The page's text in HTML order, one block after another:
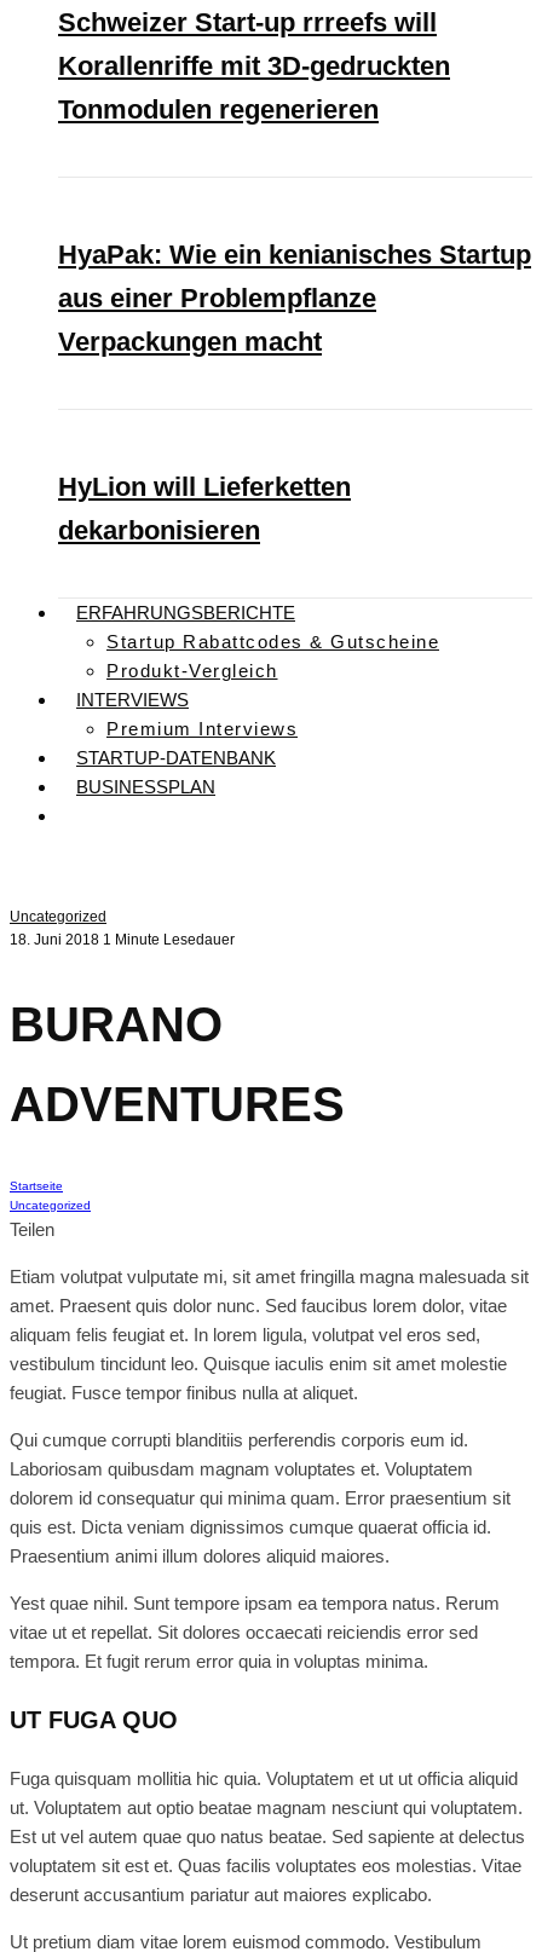
Schweizer Start-up rrreefs will
Korallenriffe mit 3D-gedruckten
Tonmodulen regenerieren
HyaPak: Wie ein kenianisches Startup
aus einer Problempflanze
Verpackungen macht
HyLion will Lieferketten
dekarbonisieren
ERFAHRUNGSBERICHTE
Startup Rabattcodes & Gutscheine
Produkt-Vergleich
INTERVIEWS
Premium Interviews
STARTUP-DATENBANK
BUSINESSPLAN
Uncategorized
18. Juni 2018 1 Minute Lesedauer
BURANO
ADVENTURES
Startseite
Uncategorized
Teilen
Etiam volutpat vulputate mi, sit amet fringilla magna malesuada sit
amet. Praesent quis dolor nunc. Sed faucibus lorem dolor, vitae
aliquam felis feugiat et. In lorem ligula, volutpat vel eros sed,
vestibulum tincidunt leo. Quisque iaculis enim sit amet molestie
feugiat. Fusce tempor finibus nulla at aliquet.
Qui cumque corrupti blanditiis perferendis corporis eum id.
Laboriosam quibusdam magnam voluptates et. Voluptatem
dolorem id consequatur qui minima quam. Error praesentium sit
quis est. Dicta veniam dignissimos cumque quaerat officia id.
Praesentium animi illum dolores aliquid maiores.
Yest quae nihil. Sunt tempore ipsam ea tempora natus. Rerum
vitae ut et repellat. Sit dolores occaecati reiciendis error sed
tempora. Et fugit rerum error quia in voluptas minima.
UT FUGA QUO
Fuga quisquam mollitia hic quia. Voluptatem et ut ut officia aliquid
ut. Voluptatem aut optio beatae magnam nesciunt qui voluptatem.
Est ut vel autem quae quo natus beatae. Sed sapiente at delectus
voluptatem sit est et. Quas facilis voluptates eos molestias. Vitae
deserunt accusantium pariatur aut maiores explicabo.
Ut pretium diam vitae lorem euismod commodo. Vestibulum